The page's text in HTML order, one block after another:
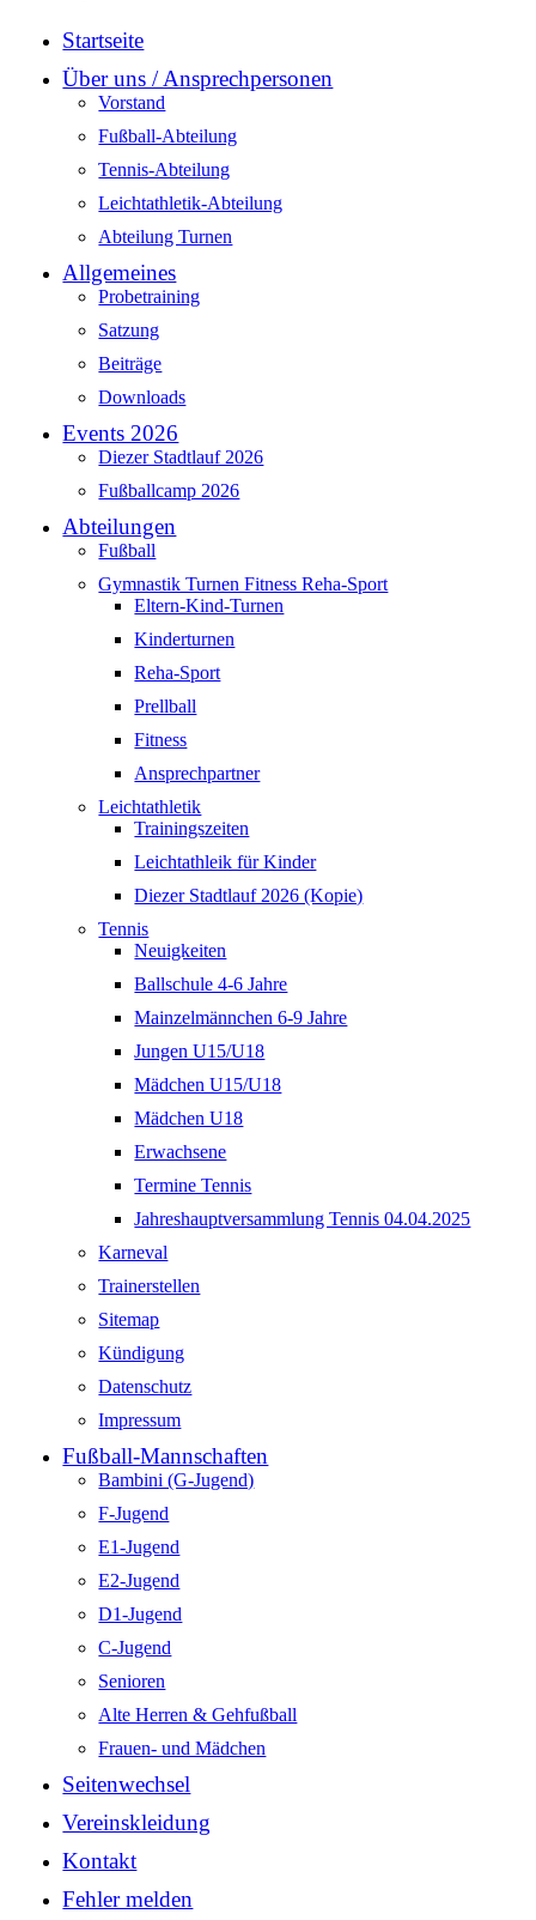
Startseite
Über uns / Ansprechpersonen
Vorstand
Fußball-Abteilung
Tennis-Abteilung
Leichtathletik-Abteilung
Abteilung Turnen
Allgemeines
Probetraining
Satzung
Beiträge
Downloads
Events 2026
Diezer Stadtlauf 2026
Fußballcamp 2026
Abteilungen
Fußball
Gymnastik Turnen Fitness Reha-Sport
Eltern-Kind-Turnen
Kinderturnen
Reha-Sport
Prellball
Fitness
Ansprechpartner
Leichtathletik
Trainingszeiten
Leichtathleik für Kinder
Diezer Stadtlauf 2026 (Kopie)
Tennis
Neuigkeiten
Ballschule 4-6 Jahre
Mainzelmännchen 6-9 Jahre
Jungen U15/U18
Mädchen U15/U18
Mädchen U18
Erwachsene
Termine Tennis
Jahreshauptversammlung Tennis 04.04.2025
Karneval
Trainerstellen
Sitemap
Kündigung
Datenschutz
Impressum
Fußball-Mannschaften
Bambini (G-Jugend)
F-Jugend
E1-Jugend
E2-Jugend
D1-Jugend
C-Jugend
Senioren
Alte Herren & Gehfußball
Frauen- und Mädchen
Seitenwechsel
Vereinskleidung
Kontakt
Fehler melden